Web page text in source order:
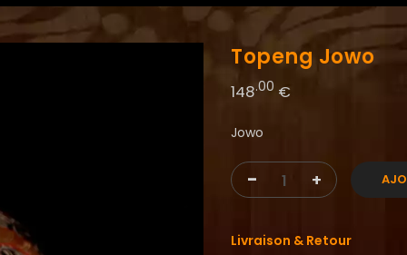
Topeng Jowo
148.00 €
Jowo
- +
Livraison & Retour